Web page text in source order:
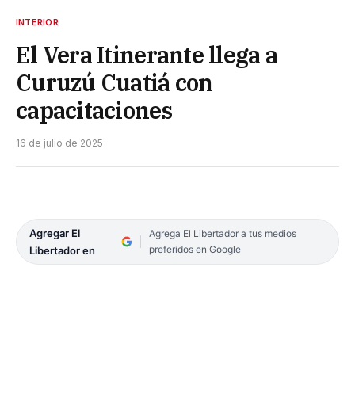
INTERIOR
El Vera Itinerante llega a
Curuzú Cuatiá con
capacitaciones
16 de julio de 2025
Agregar El
Libertador en
Agrega El Libertador a tus medios
preferidos en Google